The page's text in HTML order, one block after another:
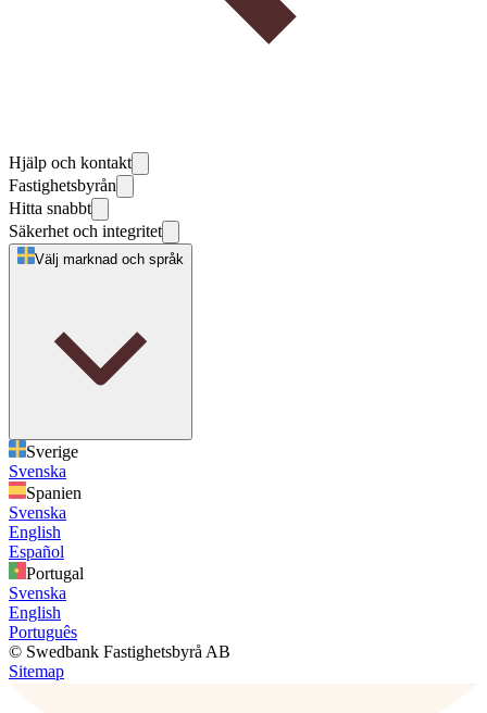
Hjälp och kontakt
Fastighetsbyrån
Hitta snabbt
Säkerhet och integritet
Välj marknad och språk
Sverige
Svenska
Spanien
Svenska
English
Español
Portugal
Svenska
English
Português
© Swedbank Fastighetsbyrå AB
Sitemap